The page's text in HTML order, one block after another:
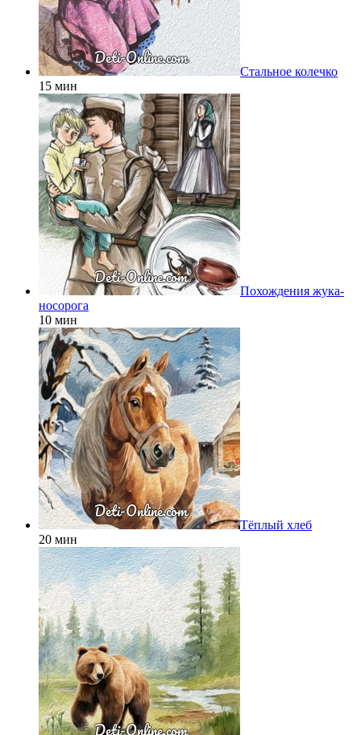
Стальное колечко
15 мин
Похождения жука-
носорога
10 мин
Тёплый хлеб
20 мин